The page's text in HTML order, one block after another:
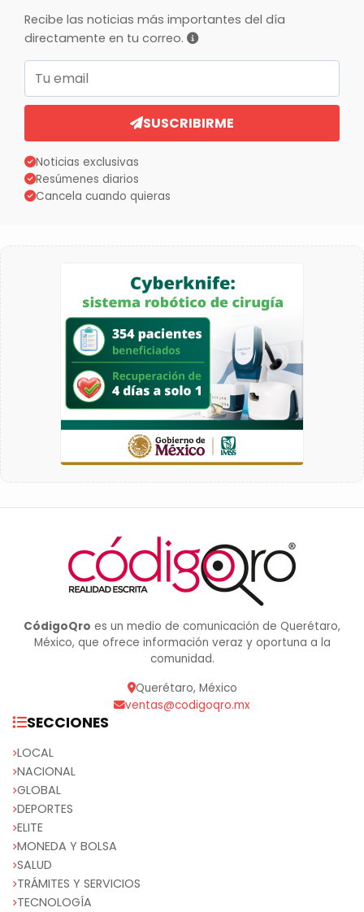
Recibe las noticias más importantes del día
directamente en tu correo.
Correo electrónico
SUSCRIBIRME
Noticias exclusivas
Resúmenes diarios
Cancela cuando quieras
CódigoQro es un medio de comunicación de Querétaro,
México, que ofrece información veraz y oportuna a la
comunidad.
Querétaro, México
ventas@codigoqro.mx
SECCIONES
LOCAL
NACIONAL
GLOBAL
DEPORTES
ELITE
MONEDA Y BOLSA
SALUD
TRÁMITES Y SERVICIOS
TECNOLOGÍA